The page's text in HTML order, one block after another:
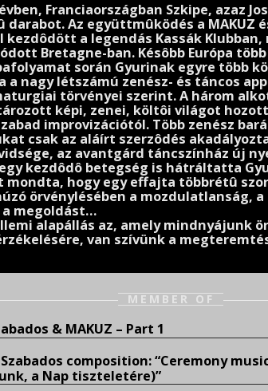
Franciaországban Szkipe, azaz
darabot. Az együttmûködés a MAKUZ
kezdôdött a legendás Kassák
Bretagne-ban. Késôbb Európa
során Gyurinak egyre több
a nagy létszámú zenész- és táncos
törvényei szerint. A három
képi, zenei, költôi világot
improvizációtól. Több zenész
csak az aláírt szerzôdés
az avantgárd táncszínház új
kezdôdô betegség is hátráltatta
mondta, hogy egy effajta többrétû
örvénylésében a mozdulatlanság,
megoldást…
alapállás az, amely mindnyájunk
van szívünk a
MEMBER OF
& MAKUZ – Part 1
Szabados composition: “Ceremony
a Nap tiszteletére)”